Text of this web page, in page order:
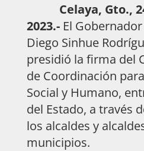
Celaya, Gto.,
2023.-El Gobernador
Diego Sinhue
presidió la firma del
de Coordinación
Social y Humano,
del Estado, a través
los alcaldes y
municipios.